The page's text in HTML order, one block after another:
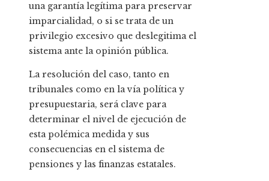
una garantía legítima para preservar
imparcialidad, o si se trata de un
privilegio excesivo que deslegitima el
sistema ante la opinión pública.
La resolución del caso, tanto en
tribunales como en la vía política y
presupuestaria, será clave para
determinar el nivel de ejecución de
esta polémica medida y sus
consecuencias en el sistema de
pensiones y las finanzas estatales.